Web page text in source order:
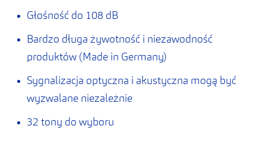
Głośność do 108 dB
Bardzo długa żywotność i niezawodność
produktów (Made in Germany)
Sygnalizacja optyczna i akustyczna mogą być
wyzwalane niezależnie
32 tony do wyboru